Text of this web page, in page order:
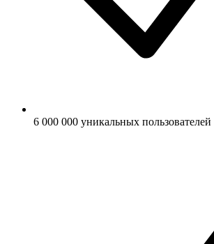
6 000 000 уникальных пользователей